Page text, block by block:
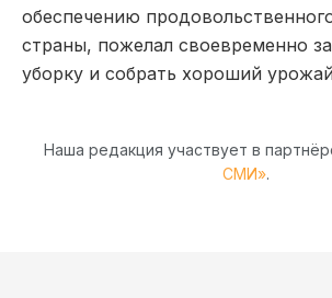
обеспечению
страны, пожелал своевременно
уборку и собрать хороший
Наша редакция участвует в
СМИ».